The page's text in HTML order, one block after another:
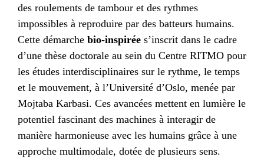
des roulements de tambour et des rythmes
impossibles à reproduire par des batteurs humains.
Cette démarche bio-inspirée s’inscrit dans le cadre
d’une thèse doctorale au sein du Centre RITMO pour
les études interdisciplinaires sur le rythme, le temps
et le mouvement, à l’Université d’Oslo, menée par
Mojtaba Karbasi. Ces avancées mettent en lumière le
potentiel fascinant des machines à interagir de
manière harmonieuse avec les humains grâce à une
approche multimodale, dotée de plusieurs sens.